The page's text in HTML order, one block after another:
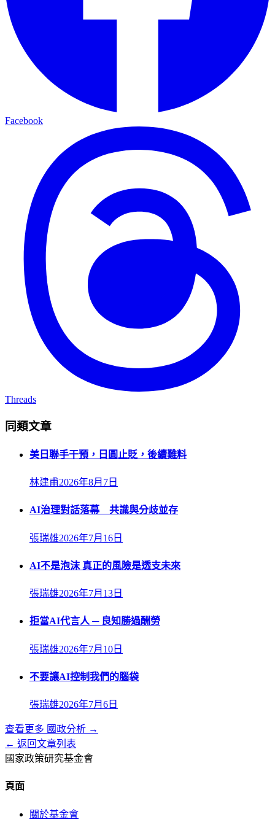
Facebook
Threads
同類文章
美日聯手干預，日圓止貶，後續難料
林建甫2026年8月7日
AI治理對話落幕 共識與分歧並存
張瑞雄2026年7月16日
AI不是泡沫 真正的風險是透支未來
張瑞雄2026年7月13日
拒當AI代言人 ─ 良知勝過酬勞
張瑞雄2026年7月10日
不要讓AI控制我們的腦袋
張瑞雄2026年7月6日
查看更多 國政分析 →
← 返回文章列表
國家政策研究基金會
頁面
關於基金會